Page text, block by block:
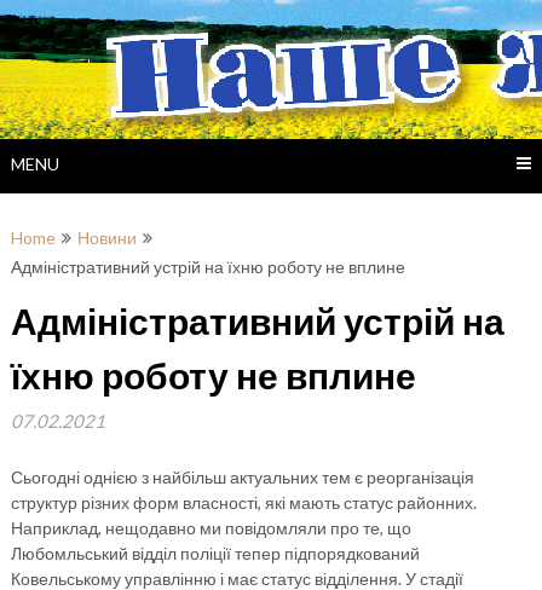
Skip
to
content
MENU
Home
Новини
Адміністративний устрій на їхню роботу не вплине
Адміністративний устрій на
їхню роботу не вплине
07.02.2021
Сьогодні однією з найбільш актуальних тем є реорганізація
структур різних форм власності, які мають статус районних.
Наприклад, нещодавно ми повідомляли про те, що
Любомльський відділ поліції тепер підпорядкований
Ковельському управлінню і має статус відділення. У стадії